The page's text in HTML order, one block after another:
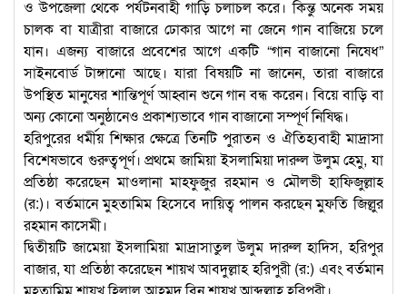
ও উপজেলা থেকে পর্যটনবাহী গাড়ি চলাচল করে। কিন্তু অনেক সময়
চালক বা যাত্রীরা বাজারে ঢোকার আগে না জেনে গান বাজিয়ে চলে
যান। এজন্য বাজারে প্রবেশের আগে একটি “গান বাজানো নিষেধ”
সাইনবোর্ড টাঙ্গানো আছে। যারা বিষয়টি না জানেন, তারা বাজারে
উপস্থিত মানুষের শান্তিপূর্ণ আহ্বান শুনে গান বন্ধ করেন। বিয়ে বাড়ি বা
অন্য কোনো অনুষ্ঠানেও প্রকাশ্যভাবে গান বাজানো সম্পূর্ণ নিষিদ্ধ।
হরিপুরের ধর্মীয় শিক্ষার ক্ষেত্রে তিনটি পুরাতন ও ঐতিহ্যবাহী মাদ্রাসা
বিশেষভাবে গুরুত্বপূর্ণ। প্রথমে জামিয়া ইসলামিয়া দারুল উলুম হেমু, যা
প্রতিষ্ঠা করেছেন মাওলানা মাহফুজুর রহমান ও মৌলভী হাফিজুল্লাহ
(র:)। বর্তমানে মুহতামিম হিসেবে দায়িত্ব পালন করছেন মুফতি জিল্লুর
রহমান কাসেমী।
দ্বিতীয়টি জামেয়া ইসলামিয়া মাদ্রাসাতুল উলুম দারুল হাদিস, হরিপুর
বাজার, যা প্রতিষ্ঠা করেছেন শায়খ আবদুল্লাহ হরিপুরী (র:) এবং বর্তমান